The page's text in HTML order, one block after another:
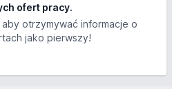
ofert pracy.
aby otrzymywać informacje o
jako pierwszy!